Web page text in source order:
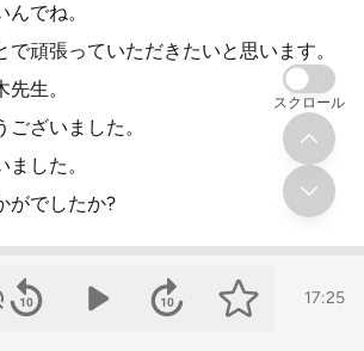
でね。
で頑張っていただきたいと思います。
生。
ざいました。
した。
がでしたか?
を受け付けております。
17:25
スクロール